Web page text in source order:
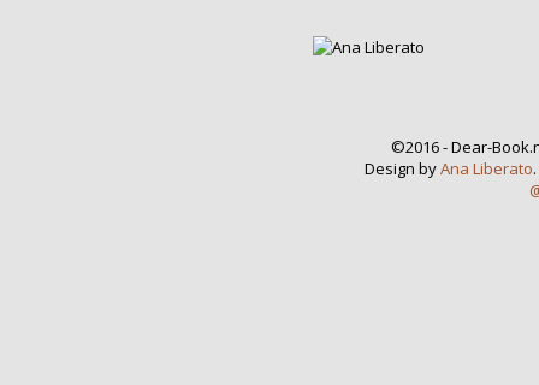
©2016 - Dear-
Design byAna Liberato